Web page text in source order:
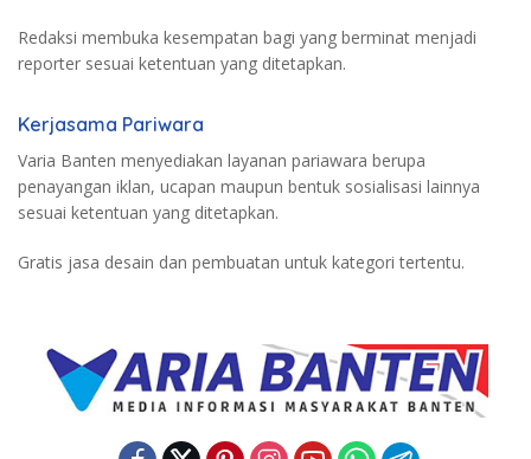
Redaksi membuka kesempatan bagi yang berminat menjadi
reporter sesuai ketentuan yang ditetapkan.
Kerjasama Pariwara
Varia Banten menyediakan layanan pariawara berupa
penayangan iklan, ucapan maupun bentuk sosialisasi lainnya
sesuai ketentuan yang ditetapkan.
Gratis jasa desain dan pembuatan untuk kategori tertentu.